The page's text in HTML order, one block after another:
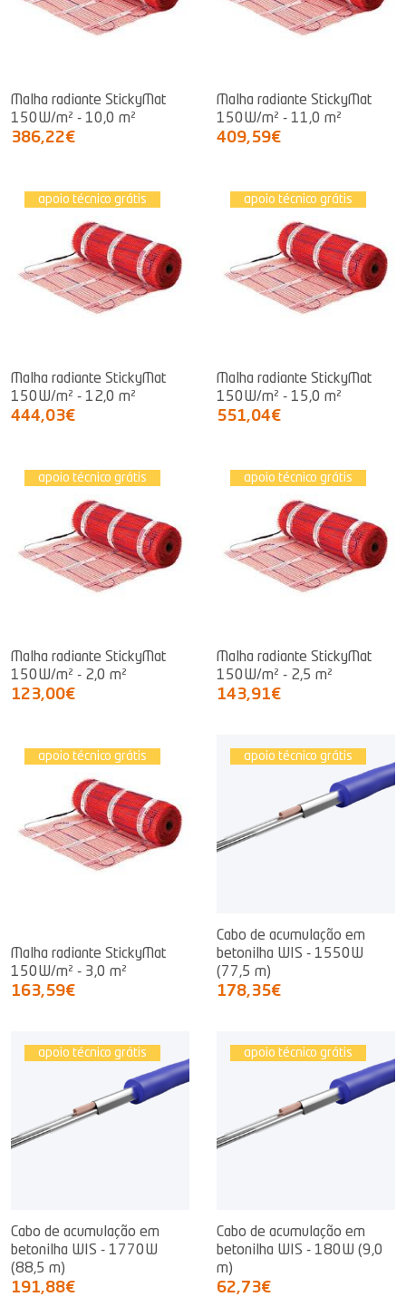
Malha radiante StickyMat
150W/m² - 10,0 m²
386,22€
Malha radiante StickyMat
150W/m² - 11,0 m²
409,59€
apoio técnico grátis
Malha radiante StickyMat
150W/m² - 12,0 m²
444,03€
apoio técnico grátis
Malha radiante StickyMat
150W/m² - 15,0 m²
551,04€
apoio técnico grátis
Malha radiante StickyMat
150W/m² - 2,0 m²
123,00€
apoio técnico grátis
Malha radiante StickyMat
150W/m² - 2,5 m²
143,91€
apoio técnico grátis
Malha radiante StickyMat
150W/m² - 3,0 m²
163,59€
apoio técnico grátis
Cabo de acumulação em
betonilha WIS - 1550W
(77,5 m)
178,35€
apoio técnico grátis
Cabo de acumulação em
betonilha WIS - 1770W
(88,5 m)
191,88€
apoio técnico grátis
Cabo de acumulação em
betonilha WIS - 180W (9,0
m)
62,73€